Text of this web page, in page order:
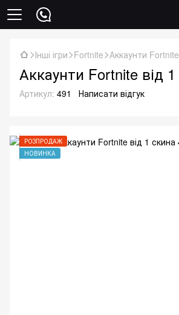
Інші ігри Fortnite Аккаунти
Аккаунти Fortnite від
Артикул: 491 Написати відгук
РОЗПРОДАЖ
НОВИНКА